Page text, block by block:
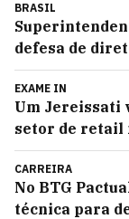
BRASIL
defesa de
EXAME IN
Um Jereissati
setor de retail
CARREIRA
No BTG
técnica para